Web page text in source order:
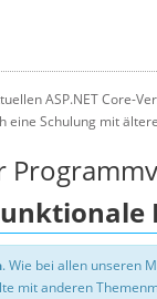
ASP.NET Core-
Schulung mit
. Wie bei allen unseren
mit anderen